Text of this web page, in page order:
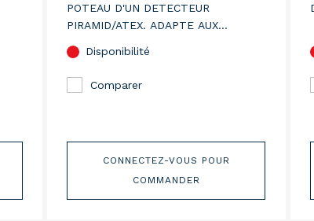
POTEAU D'UN DETECTEUR
PIRAMID/ATEX. ADAPTE AUX
Disponibilité
Comparer
CONNECTEZ-VOUS POUR
COMMANDER